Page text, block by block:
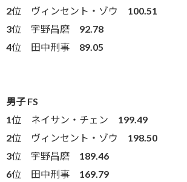
2位 ヴィンセント・ゾウ 100.51
3位 宇野昌磨 92.78
4位 田中刑事 89.05
男子 FS
1位 ネイサン・チェン 199.49
2位 ヴィンセント・ゾウ 198.50
3位 宇野昌磨 189.46
6位 田中刑事 169.79